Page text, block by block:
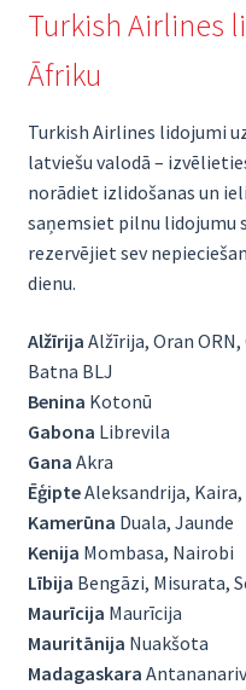
Turkish Airlines
Āfriku
Turkish Airlines lidojumi
latviešu valodā –
norādiet izlidošanas un
saņemsiet pilnu lidojumu
rezervējiet sev
dienu.
Alžīrija Alžīrija, Oran
Batna BLJ
Benina Kotonū
Gabona Librevila
Gana Akra
ĒģipteAleksandrija, Kaira,
Kamerūna Duala, Jaunde
Kenija Mombasa, Nairobi
Lībija Bengāzi, Misurata,
Maurīcija Maurīcija
Mauritānija Nuakšota
Madagaskara